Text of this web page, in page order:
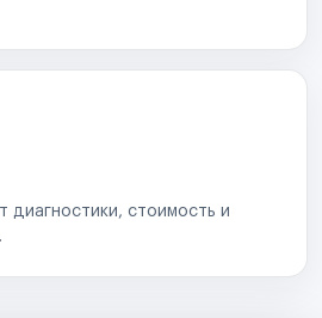
диагностики, стоимость и